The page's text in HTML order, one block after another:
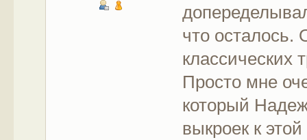
что осталось.
классических
Просто мне
который
выкроек к